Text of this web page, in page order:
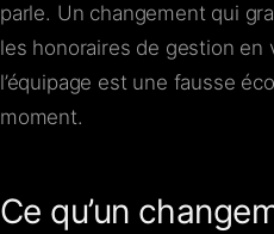
parle. Un changement qui
les honoraires de gestion
l’équipage est une fausse
moment.
Ce qu’un